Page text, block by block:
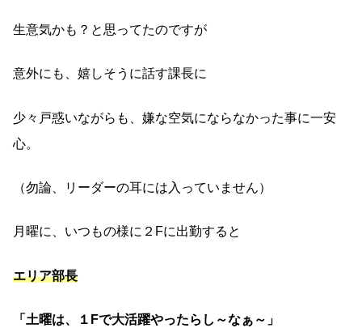
生意気かも？と思ってたのですが
意外にも、嬉しそうに話す課長に
少々戸惑いながらも、嫌な空気にならなかった事に一安
心。
（勿論、リーダーの耳には入っていません）
月曜に、いつもの様に２Fに出勤すると
エリア部長
「土曜は、１Fで大活躍やったらし～なぁ～」